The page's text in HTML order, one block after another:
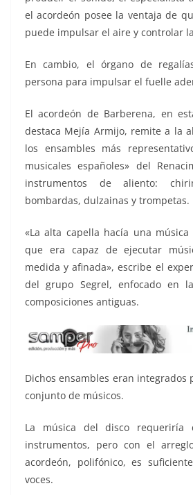
el acordeón posee la ventaja de
puede impulsar el aire y controlar
En cambio, el órgano de
persona para impulsar el fuelle
El acordeón de Barberena, en
destaca Mejía Armijo, remite a la
los ensambles más
musicales españoles» del
instrumentos de aliento:
bombardas, dulzainas y trompetas.
«La alta capella hacía una
que era capaz de ejecutar
medida y afinada», escribe el
del grupo Segrel, enfocado en
composiciones antiguas.
Dichos ensambles eran integrados
conjunto de músicos.
La música del disco requeriría
instrumentos, pero con el
acordeón, polifónico, es
voces.